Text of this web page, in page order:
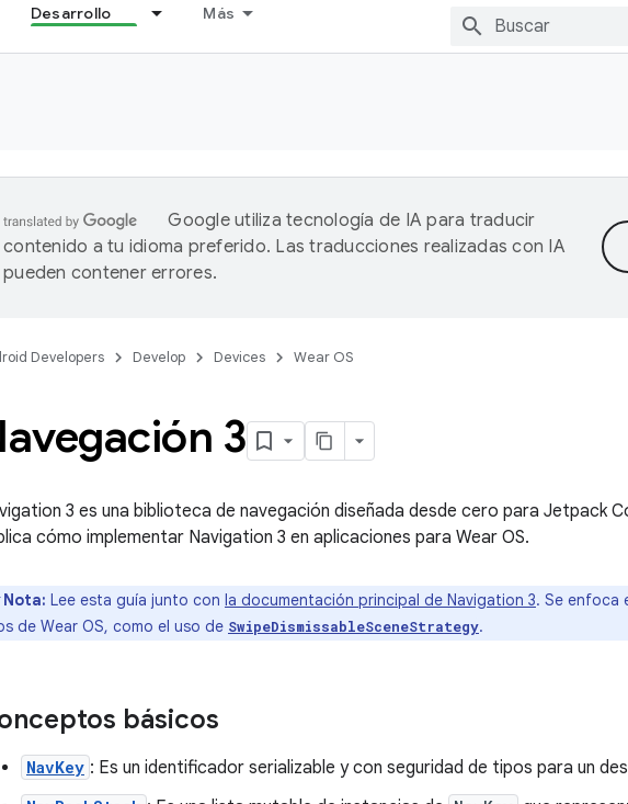
Desarrollo Más
Google utiliza tecnología de IA para traducir
contenido a tu idioma preferido. Las traducciones realizadas con IA
pueden contener errores.
Developers Develop Devices Wear OS
3
3 es una biblioteca de navegación diseñada desde cero para Jetpack
cómo implementar Navigation 3 en aplicaciones para Wear OS.
Nota: Lee esta guía junto con la documentación principal de Navigation 3. Se enfoca
de Wear OS, como el uso de SwipeDismissableSceneStrategy.
básicos
NavKey : Es un identificador serializable y con seguridad de tipos para un